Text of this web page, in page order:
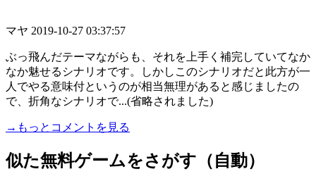
マヤ 2019-10-27 03:37:57
ぶっ飛んだテーマながらも、それを上手く補完していてなか
なか魅せるシナリオです。しかしこのシナリオだと此方が一
人でやる意味付というのが相当無理があると感じましたの
で、折角なシナリオで...(省略されました)
→もっとコメントを見る
似た無料ゲームをさがす（自動）